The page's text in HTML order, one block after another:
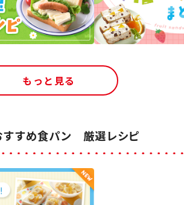
もっと見る
すすめ食パン 厳選レシピ